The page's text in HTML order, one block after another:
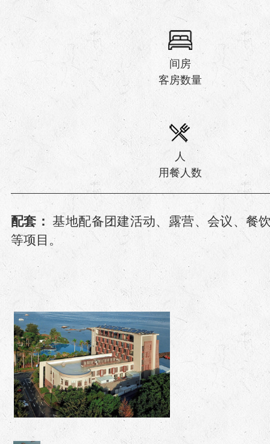
间房
客房数量
人
用餐人数
配套： 基地配备团建活动、露营、会议、餐
等项目。